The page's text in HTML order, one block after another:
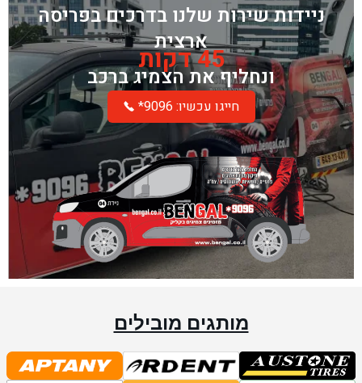
ניידות שירות שלנו בדרכים בפריסה
ארצית
45 דקות
ונחליף את הצמיג ברכב
*חייגו עכשיו: 9096
מותגים מובילים